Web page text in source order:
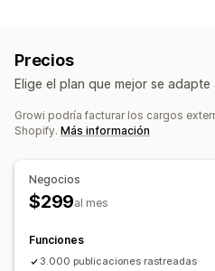
Seguimiento
Marketing multinivel
Comisión de producto
Regalías
Informes y estadísticas
Creación de enlaces masiva
Descuentos
Seguimiento multinivel
Precios
Elige el plan que mejor se
Growi podría facturar los cargos
Shopify. Más información
Negocios
$299al mes
Funciones
3.000 publicaciones rastreadas